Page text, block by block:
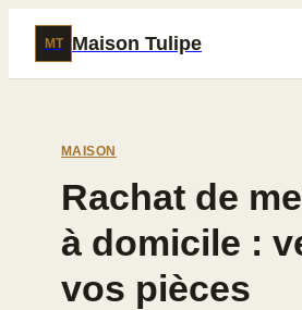
MT Maison Tulipe
MAISON
Rachat de
à domicile :
vos pièces